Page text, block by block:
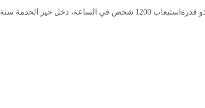
ذو قدرةاستيعاب 1200 شخص في الساعة، دخل حيز الخدمة سنة